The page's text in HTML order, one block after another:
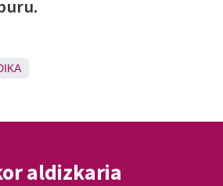
aldizkaria